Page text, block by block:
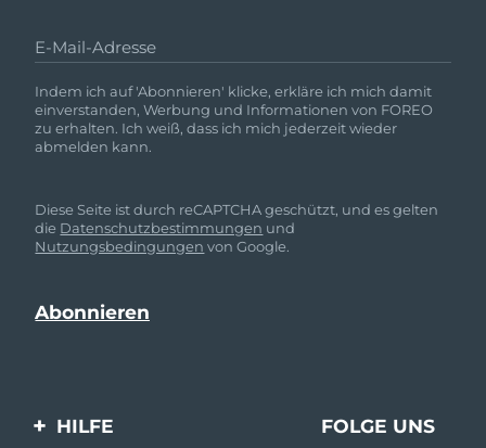
E-Mail-Adresse
Indem ich auf 'Abonnieren' klicke, erkläre ich mich damit
einverstanden, Werbung und Informationen von FOREO
zu erhalten. Ich weiß, dass ich mich jederzeit wieder
abmelden kann.
Diese Seite ist durch reCAPTCHA geschützt, und es gelten
die Datenschutzbestimmungen und
Nutzungsbedingungen von Google.
HILFE FOLGE UNS